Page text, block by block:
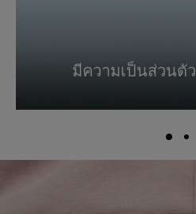
มีความเป็นส่วนตัว